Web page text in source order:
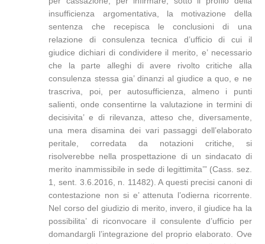
insufficienza argomentativa, la motivazione della
sentenza che recepisca le conclusioni di una
relazione di consulenza tecnica d’ufficio di cui il
giudice dichiari di condividere il merito, e’ necessario
che la parte alleghi di avere rivolto critiche alla
consulenza stessa gia’ dinanzi al giudice a quo, e ne
trascriva, poi, per autosufficienza, almeno i punti
salienti, onde consentirne la valutazione in termini di
decisivita’ e di rilevanza, atteso che, diversamente,
una mera disamina dei vari passaggi dell’elaborato
peritale, corredata da notazioni critiche, si
risolverebbe nella prospettazione di un sindacato di
merito inammissibile in sede di legittimita’” (Cass. sez.
1, sent. 3.6.2016, n. 11482). A questi precisi canoni di
contestazione non si e’ attenuta l’odierna ricorrente.
Nel corso del giudizio di merito, invero, il giudice ha la
possibilita’ di riconvocare il consulente d’ufficio per
domandargli l’integrazione del proprio elaborato. Ove